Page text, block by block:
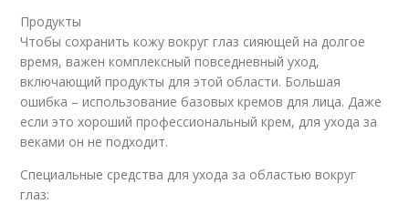
Продукты
Чтобы сохранить кожу вокруг глаз сияющей на долгое
время, важен комплексный повседневный уход,
включающий продукты для этой области. Большая
ошибка – использование базовых кремов для лица. Даже
если это хороший профессиональный крем, для ухода за
веками он не подходит.
Специальные средства для ухода за областью вокруг
глаз: